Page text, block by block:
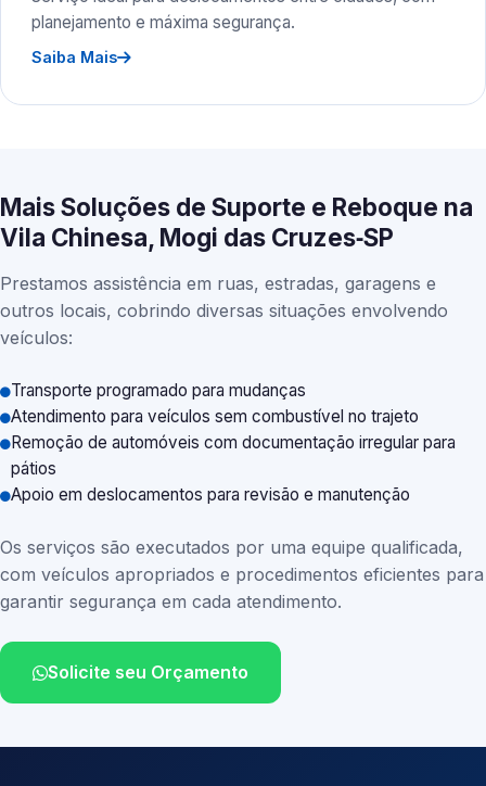
planejamento e máxima segurança.
Saiba Mais
Mais Soluções de Suporte e Reboque na
Vila Chinesa, Mogi das Cruzes‑SP
Prestamos assistência em ruas, estradas, garagens e
outros locais, cobrindo diversas situações envolvendo
veículos:
Transporte programado para mudanças
Atendimento para veículos sem combustível no trajeto
Remoção de automóveis com documentação irregular para
pátios
Apoio em deslocamentos para revisão e manutenção
Os serviços são executados por uma equipe qualificada,
com veículos apropriados e procedimentos eficientes para
garantir segurança em cada atendimento.
Solicite seu Orçamento